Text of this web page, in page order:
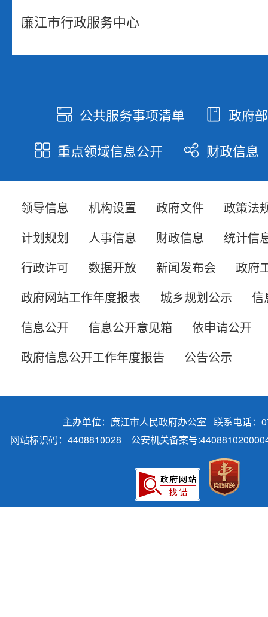
廉江市行政服务中心
k 公共服务事项清单 q 政府
Q 重点领域信息公开 } 财政信息
领导信息 机构设置 政府文件
政策法
计划规划
人事信息 财政信息
统计信
行政许可
数据开放 新闻发布会
政府
政府网站工作年度报表
城乡规划公示
信
信息公开
信息公开意见箱
依申请公开
政府信息公开工作年度报告
公告公示
主办单位：廉江市人民政府办公室 联系电话
网站标识码：4408810028 公安机关备案号